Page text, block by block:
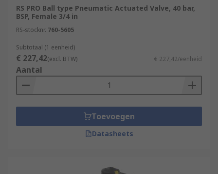
RS PRO Ball type Pneumatic Actuated Valve, 40 bar,
BSP, Female 3/4 in
RS-stocknr. 760-5605
Subtotaal (1 eenheid)
€ 227,42(excl. BTW) € 227,42/eenheid
Aantal
Toevoegen
Datasheets